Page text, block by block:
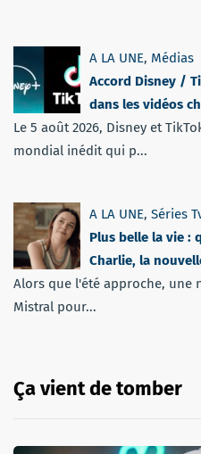
A LA UNE, Médias
Accord Disney /
dans les vidéos
Le 5 août 2026, Disney et
mondial inédit qui p...
A LA UNE, Séries
Plus belle la vie :
Charlie, la
Alors que l'été approche, une
Mistral pour...
Ça vient de tomber